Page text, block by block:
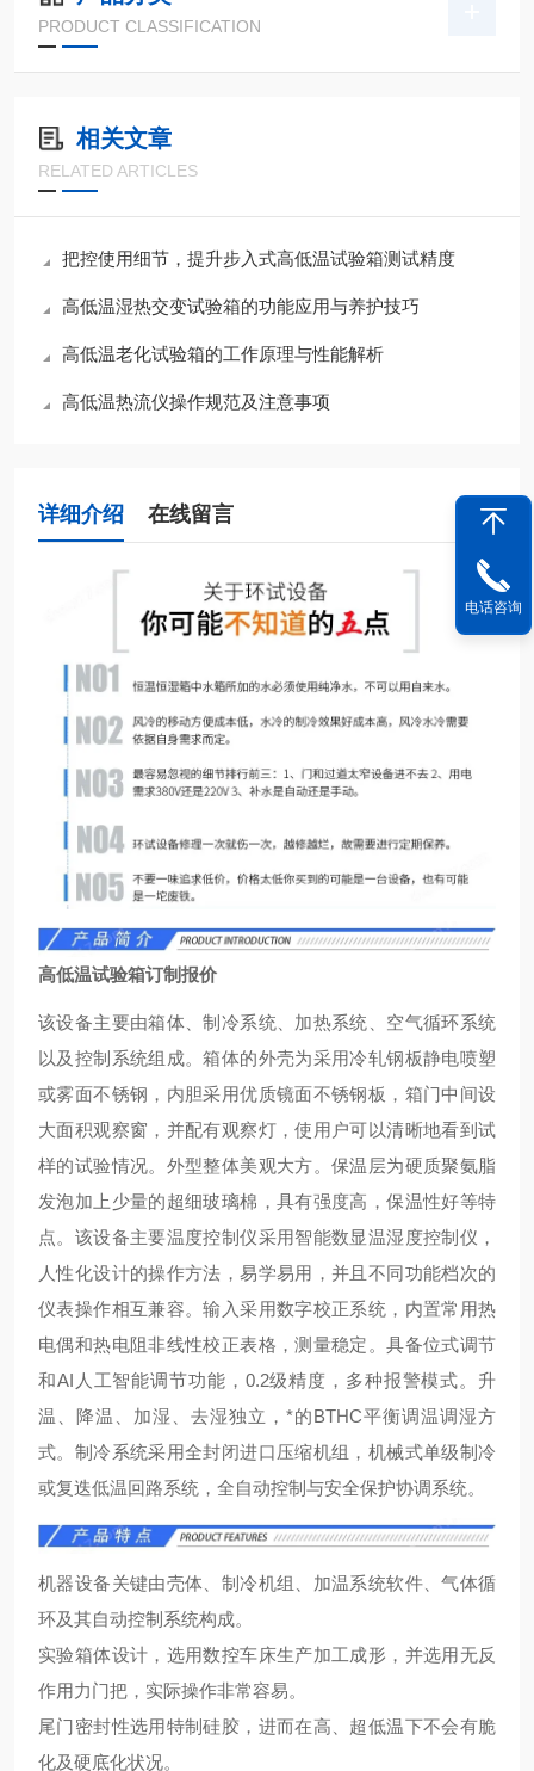
PRODUCT CLASSIFICATION
相关文章
RELATED ARTICLES
把控使用细节，提升步入式高低温试验箱测试精度
高低温湿热交变试验箱的功能应用与养护技巧
高低温老化试验箱的工作原理与性能解析
高低温热流仪操作规范及注意事项
详细介绍 在线留言
高低温试验箱订制报价
该设备主要由箱体、制冷系统、加热系统、空气循环系统
以及控制系统组成。箱体的外壳为采用冷轧钢板静电喷塑
或雾面不锈钢，内胆采用优质镜面不锈钢板，箱门中间设
大面积观察窗，并配有观察灯，使用户可以清晰地看到试
样的试验情况。外型整体美观大方。保温层为硬质聚氨脂
发泡加上少量的超细玻璃棉，具有强度高，保温性好等特
点。该设备主要温度控制仪采用智能数显温湿度控制仪，
人性化设计的操作方法，易学易用，并且不同功能档次的
仪表操作相互兼容。输入采用数字校正系统，内置常用热
电偶和热电阻非线性校正表格，测量稳定。具备位式调节
和AI人工智能调节功能，0.2级精度，多种报警模式。升
温、降温、加湿、去湿独立，*的BTHC平衡调温调湿方
式。制冷系统采用全封闭进口压缩机组，机械式单级制冷
或复迭低温回路系统，全自动控制与安全保护协调系统。
机器设备关键由壳体、制冷机组、加温系统软件、气体循
环及其自动控制系统构成。
实验箱体设计，选用数控车床生产加工成形，并选用无反
作用力门把，实际操作非常容易。
尾门密封性选用特制硅胶，进而在高、超低温下不会有脆
化及硬底化状况。
电话咨询